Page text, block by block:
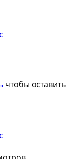
чтобы оставить